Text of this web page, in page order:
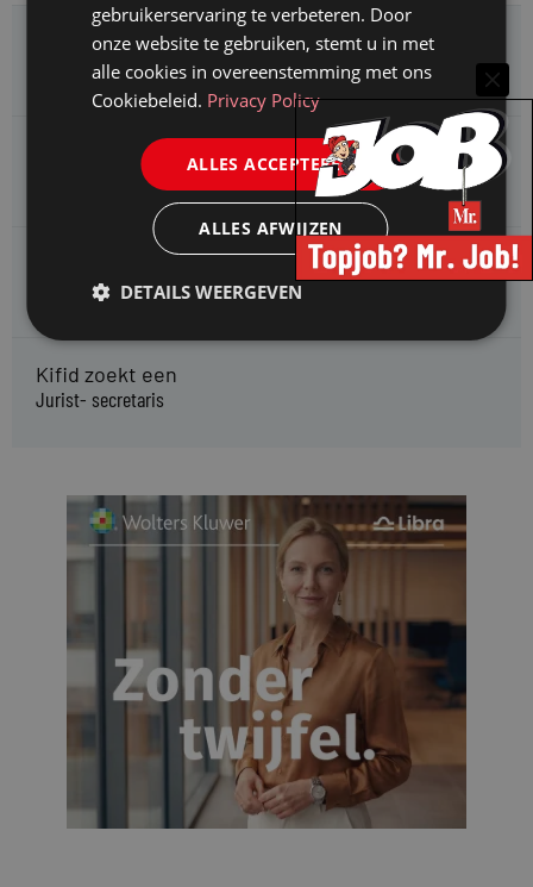
HMP zoekt een
Jurist Arbeidsrecht
Gemeente Meppel zoekt een
Juridisch Adviseur
CAOP zoekt een
Juridisch adviseur (junior)
Kifid zoekt een
Jurist- secretaris
gebruikerservaring te verbeteren. Door
onze website te gebruiken, stemt u in met
alle cookies in overeenstemming met ons
Cookiebeleid. Privacy Policy
ALLES ACCEPTEREN
ALLES AFWIJZEN
DETAILS WEERGEVEN